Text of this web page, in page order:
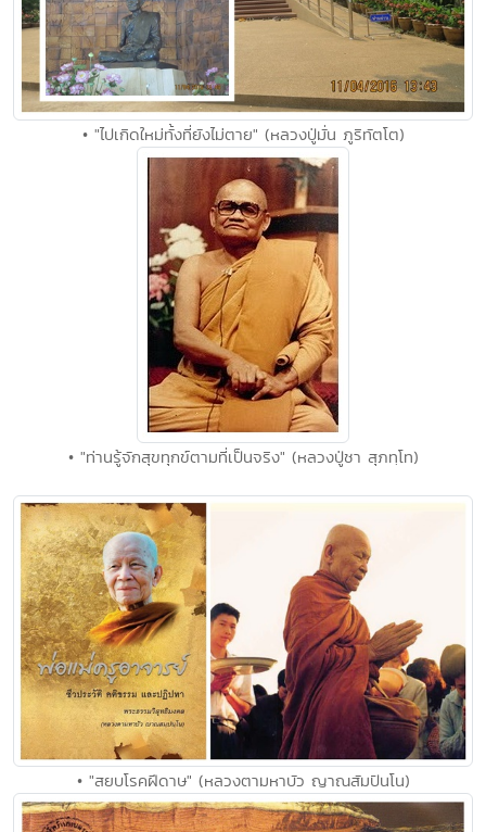
• "ไปเกิดใหม่ทั้งที่ยังไม่ตาย" (หลวงปู่มั่น ภูริทัตโต)
• "ท่านรู้จักสุขทุกข์ตามที่เป็นจริง" (หลวงปู่ชา สุภทฺโท)
• "สยบโรคฝีดาษ" (หลวงตามหาบัว ญาณสัมปันโน)